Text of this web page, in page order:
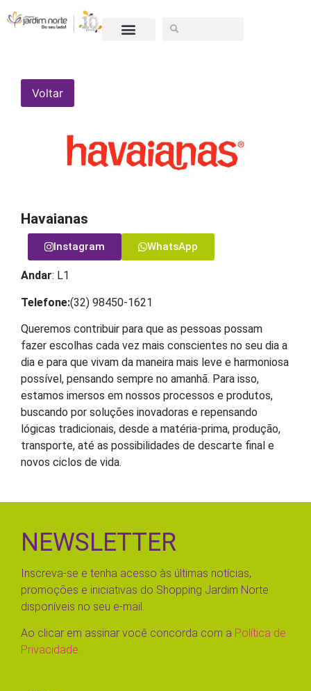
Voltar
Havaianas
Instagram WhatsApp
Andar: L1
Telefone:(32) 98450-1621
Queremos contribuir para que as pessoas possam
fazer escolhas cada vez mais conscientes no seu dia a
dia e para que vivam da maneira mais leve e harmoniosa
possível, pensando sempre no amanhã. Para isso,
estamos imersos em nossos processos e produtos,
buscando por soluções inovadoras e repensando
lógicas tradicionais, desde a matéria-prima, produção,
transporte, até as possibilidades de descarte final e
novos ciclos de vida.
NEWSLETTER
Inscreva-se e tenha acesso às últimas notícias,
promoções e iniciativas do Shopping Jardim Norte
disponíveis no seu e-mail.
Ao clicar em assinar você concorda com a Política de
Privacidade.